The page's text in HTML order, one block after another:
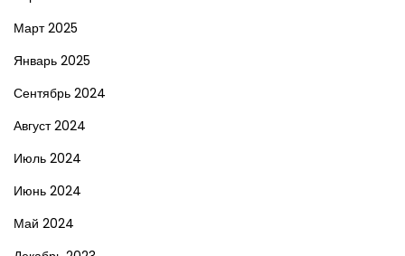
Март 2025
Январь 2025
Сентябрь 2024
Август 2024
Июль 2024
Июнь 2024
Май 2024